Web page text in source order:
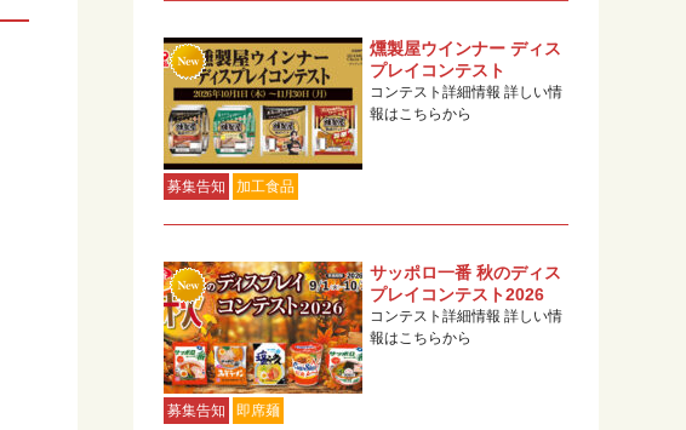
募集告知 加工食品
燻製屋ウインナー ディス
プレイコンテスト
コンテスト詳細情報 詳しい情
報はこちらから
募集告知 即席麺
サッポロ一番 秋のディス
プレイコンテスト2026
コンテスト詳細情報 詳しい情
報はこちらから